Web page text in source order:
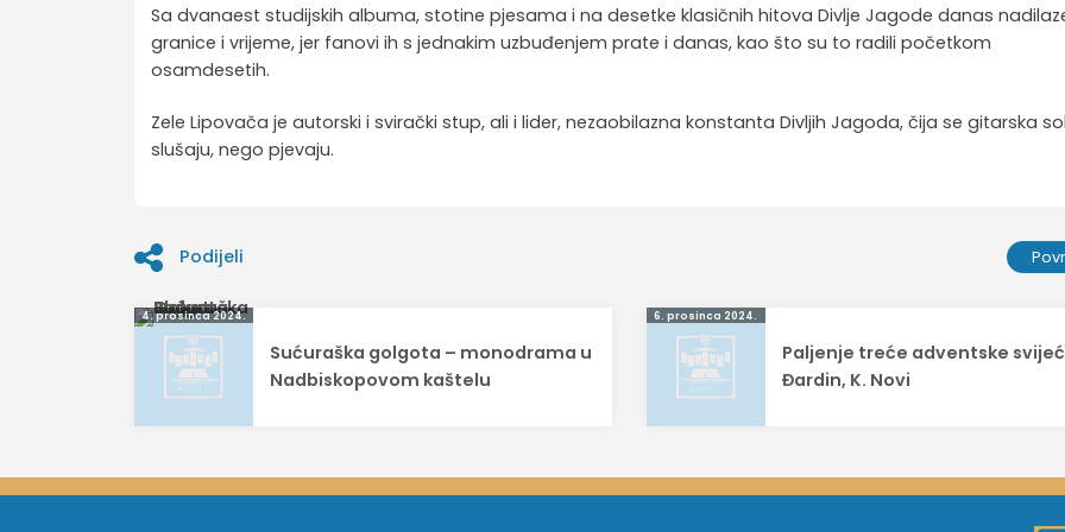
Sa dvanaest studijskih albuma, stotine pjesama i na desetke klasičnih hitova Divlje Jagode danas
granice i vrijeme, jer fanovi ih s jednakim uzbuđenjem prate i danas, kao što su to radili početkom
osamdesetih.
Zele Lipovača je autorski i svirački stup, ali i lider, nezaobilazna konstanta Divljih Jagoda, čija se gitarska
slušaju, nego pjevaju.
Podijeli
Navigacija
objava
4. prosinca 2024.
Sućuraška golgota – monodrama u
Nadbiskopovom kaštelu
6. prosinca 2024.
Paljenje treće adventske
Đardin, K. Novi